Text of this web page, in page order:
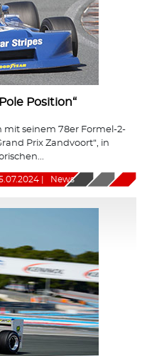
Position“
seinem 78er Formel-2-
Prix Zandvoort“, in
News